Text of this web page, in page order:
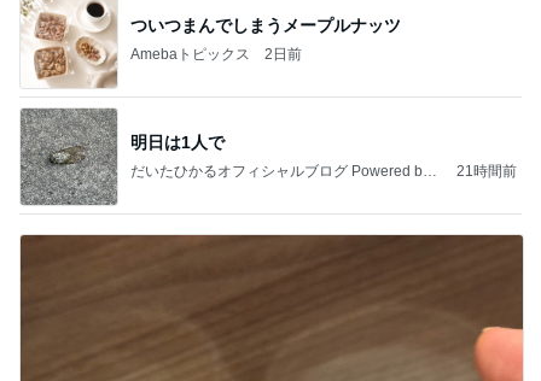
ついつまんでしまうメープルナッツ
Amebaトピックス 2日前
明日は1人で
だいたひかるオフィシャルブログ Powered by
21時間前